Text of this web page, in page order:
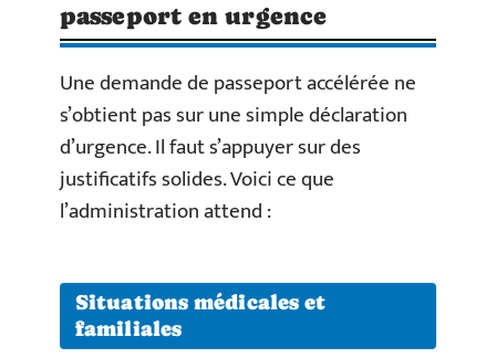
passeport en urgence
Une demande de passeport accélérée ne
s’obtient pas sur une simple déclaration
d’urgence. Il faut s’appuyer sur des
justificatifs solides. Voici ce que
l’administration attend :
Situations médicales et
familiales